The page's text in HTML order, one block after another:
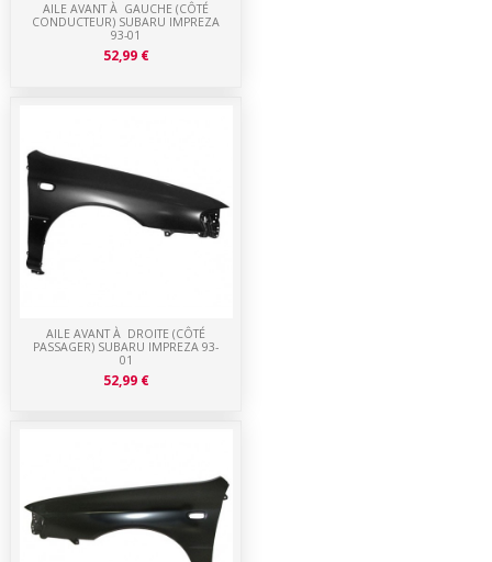
AILE AVANT À DROITE (CÔTÉ
PASSAGER) SUBARU IMPREZA 93-
01
52,99 €
AILE AVANT À GAUCHE (CÔTÉ
CONDUCTEUR) SUBARU IMPREZA
93-01
52,99 €